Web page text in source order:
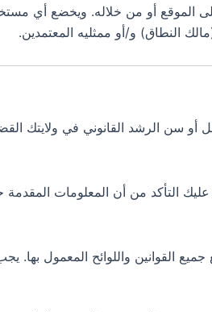
الموقع أو من خلاله. ويخضع أي
عمرك 18 عاماً على الأقل أو سن الرشد
التأكد من أن المعلومات
القوانين واللوائح المعمول